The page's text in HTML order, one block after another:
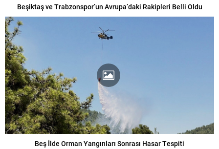
Beşiktaş ve Trabzonspor’un Avrupa’daki Rakipleri Belli Oldu
Beş İlde Orman Yangınları Sonrası Hasar Tespiti